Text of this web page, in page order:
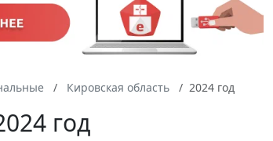
Кировская область 2024 год
год